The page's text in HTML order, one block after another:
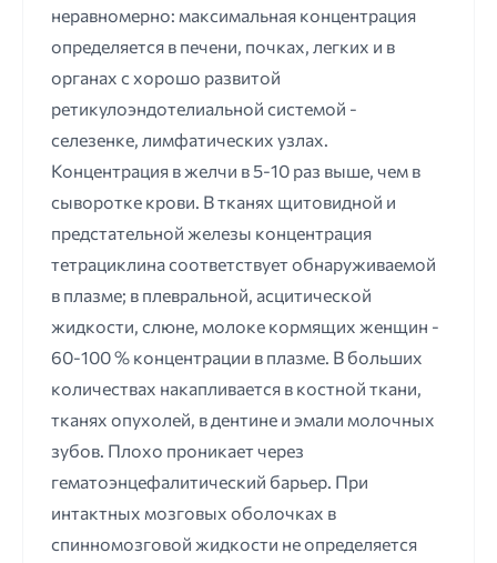
неравномерно: максимальная концентрация
определяется в печени, почках, легких и в
органах с хорошо развитой
ретикулоэндотелиальной системой -
селезенке, лимфатических узлах.
Концентрация в желчи в 5-10 раз выше, чем в
сыворотке крови. В тканях щитовидной и
предстательной железы концентрация
тетрациклина соответствует обнаруживаемой
в плазме; в плевральной, асцитической
жидкости, слюне, молоке кормящих женщин -
60-100 % концентрации в плазме. В больших
количествах накапливается в костной ткани,
тканях опухолей, в дентине и эмали молочных
зубов. Плохо проникает через
гематоэнцефалитический барьер. При
интактных мозговых оболочках в
спинномозговой жидкости не определяется